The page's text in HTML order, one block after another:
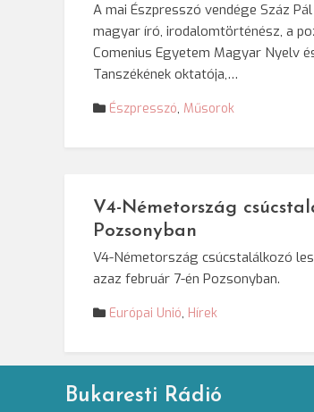
A mai Észpresszó vendége Száz
magyar író, irodalomtörténész, a
Comenius Egyetem Magyar Nyelv
Tanszékének oktatója,…
Észpresszó, Műsorok
V4-Németország
Pozsonyban
V4-Németország csúcstalálkozó
azaz február 7-én Pozsonyban.
Európai Unió, Hírek
Bukaresti Rádió